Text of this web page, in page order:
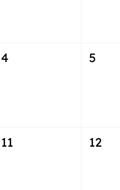
4 5
11 12